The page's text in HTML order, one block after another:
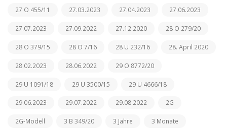
27 O 455/11 27.03.2023 27.04.2023 27.06.2023
27.07.2023 27.09.2022 27.12.2020 28 O 279/20
28 O 379/15 28 O 7/16 28 U 232/16 28. April 2020
28.02.2023 28.06.2022 29 O 8772/20
29 U 1091/18 29 U 3500/15 29 U 4666/18
29.06.2023 29.07.2022 29.08.2022 2G
2G-Modell 3 B 349/20 3 Jahre 3 Monate